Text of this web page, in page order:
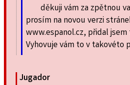
děkuji vám za zpětnou
prosím na novou verzi
www.espanol.cz, přidal
Vyhovuje vám to v takovéto
Jugador